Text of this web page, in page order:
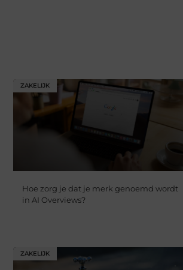
ZAKELIJK
Hoe zorg je dat je merk genoemd wordt
in AI Overviews?
ZAKELIJK